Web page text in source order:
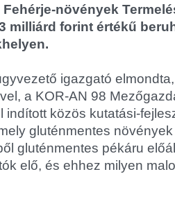
Fehérje-növények
milliárd forint értékű
igazgató
a KOR-AN 98
indított közös kutatási-
gluténmentes
gluténmentes pékáru
elő, és ehhez milyen